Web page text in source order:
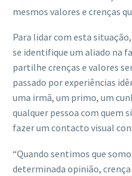
mesmos valores e crenças
Para lidar com esta
se identifique um aliado na
partilhe crenças e valores
passado por experiências
uma irmã, um primo, um
qualquer pessoa com quem
fazer um contacto visual
“Quando sentimos que
determinada opinião,